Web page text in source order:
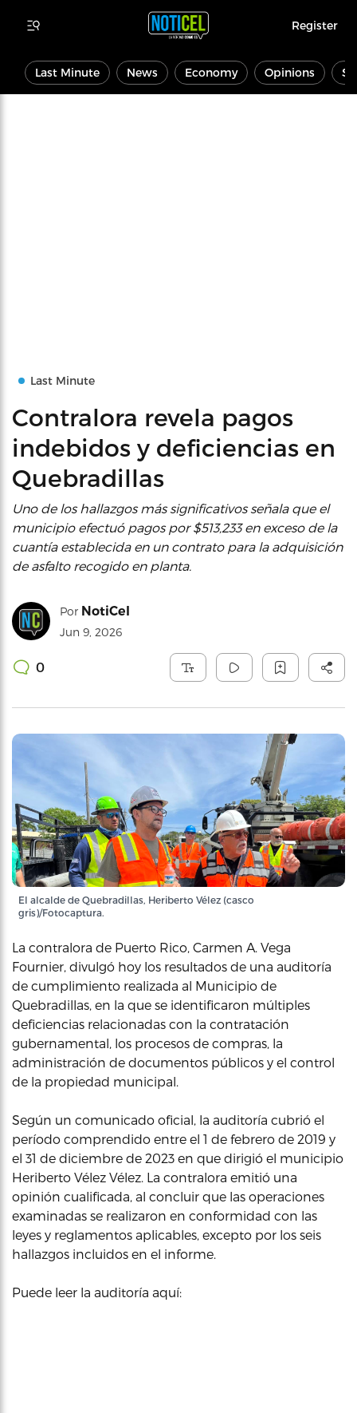
Register
Last Minute News Economy Opinions
Last Minute
Contralora revela pagos
indebidos y deficiencias en
Quebradillas
Uno de los hallazgos más significativos señala que el
municipio efectuó pagos por $513,233 en exceso de la
cuantía establecida en un contrato para la adquisición
de asfalto recogido en planta.
Por NotiCel
Jun 9, 2026
0
El alcalde de Quebradillas, Heriberto Vélez (casco
gris)/Fotocaptura.
La contralora de Puerto Rico, Carmen A. Vega
Fournier, divulgó hoy los resultados de una auditoría
de cumplimiento realizada al Municipio de
Quebradillas, en la que se identificaron múltiples
deficiencias relacionadas con la contratación
gubernamental, los procesos de compras, la
administración de documentos públicos y el control
de la propiedad municipal.
Según un comunicado oficial, la auditoría cubrió el
período comprendido entre el 1 de febrero de 2019 y
el 31 de diciembre de 2023 en que dirigió el municipio
Heriberto Vélez Vélez. La contralora emitió una
opinión cualificada, al concluir que las operaciones
examinadas se realizaron en conformidad con las
leyes y reglamentos aplicables, excepto por los seis
hallazgos incluidos en el informe.
Puede leer la auditoría aquí: